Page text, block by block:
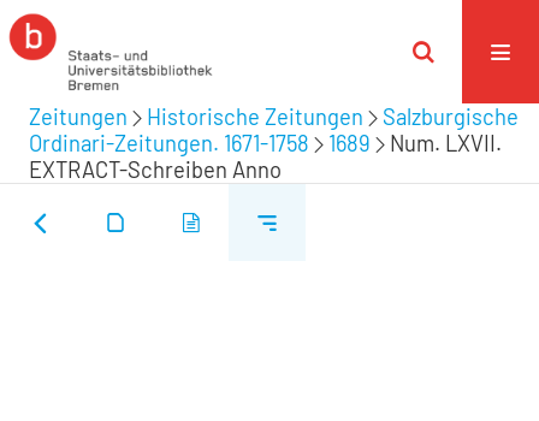
Zeitungen Historische Zeitungen
Salzburgische
Ordinari-Zeitungen. 1671-1758
1689
Num. LXVII.
EXTRACT-Schreiben Anno